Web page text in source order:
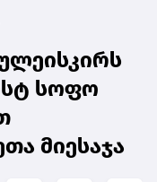
სოფო
მიესაჯა